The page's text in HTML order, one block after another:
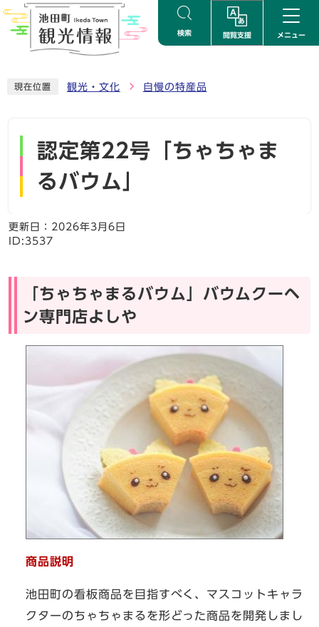
ページの先頭です
検索 閲覧支援 メニュー
現在位置 観光・文化 自慢の特産品
認定第22号「ちゃちゃま
るバウム」
更新日： 2026年3月6日
ID:3537
「ちゃちゃまるバウム」バウムクーヘ
ン専門店よしや
商品説明
池田町の看板商品を目指すべく、マスコットキャラ
クターのちゃちゃまるを形どった商品を開発しまし